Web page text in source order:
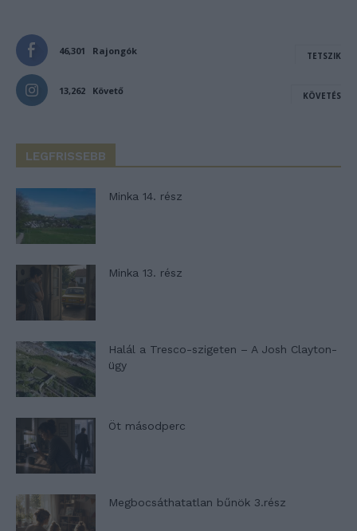
46,301 Rajongók TETSZIK
13,262 Követő KÖVETÉS
LEGFRISSEBB
Minka 14. rész
Minka 13. rész
Halál a Tresco-szigeten – A Josh Clayton-
ügy
Öt másodperc
Megbocsáthatatlan bűnök 3.rész